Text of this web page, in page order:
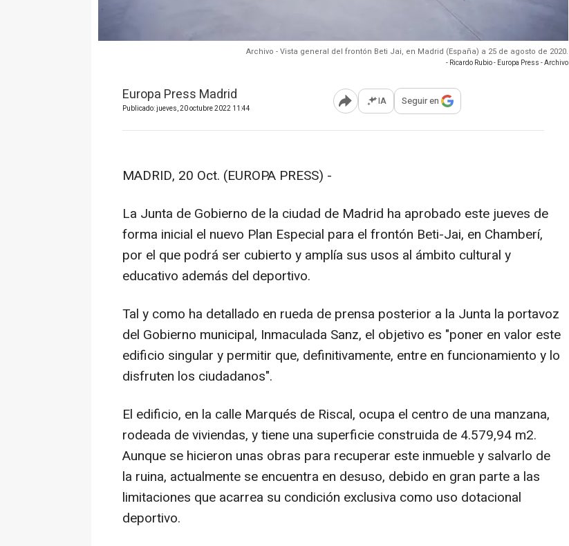
Archivo - Vista general del frontón Beti Jai, en Madrid (España) a 25 de agosto de 2020.
- Ricardo Rubio - Europa Press - Archivo
Europa Press Madrid
Publicado: jueves, 20 octubre 2022 11:44 Abrir opciones para compartir
IA Seguir en
MADRID, 20 Oct. (EUROPA PRESS) -
La Junta de Gobierno de la ciudad de Madrid ha aprobado este jueves de
forma inicial el nuevo Plan Especial para el frontón Beti-Jai, en Chamberí,
por el que podrá ser cubierto y amplía sus usos al ámbito cultural y
educativo además del deportivo.
Tal y como ha detallado en rueda de prensa posterior a la Junta la portavoz
del Gobierno municipal, Inmaculada Sanz, el objetivo es "poner en valor este
edificio singular y permitir que, definitivamente, entre en funcionamiento y lo
disfruten los ciudadanos".
El edificio, en la calle Marqués de Riscal, ocupa el centro de una manzana,
rodeada de viviendas, y tiene una superficie construida de 4.579,94 m2.
Aunque se hicieron unas obras para recuperar este inmueble y salvarlo de
la ruina, actualmente se encuentra en desuso, debido en gran parte a las
limitaciones que acarrea su condición exclusiva como uso dotacional
deportivo.